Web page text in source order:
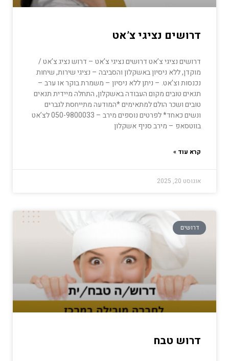
דרושים נציגי צ’אט
דרושים נציגי צ’אט דרושים נציגי צ’אט – דרוש נציג צ’אט /
מוקדן, ללא ניסיון באשקלון והסביבה – נציגי שירות, שיחות
נכנסות וצ’אט. – ניתן ללא ניסיון – משמרת בוקר או ערב –
תנאים טובים מקום העבודה באשקלון, התחלה מיידית תנאים
טובים ושכר הולם למתאימים *המודעה מתייחסת לגברים
ונשים כאחד* לפרטים נוספים מירב – 050-9800033 לצ’אט
בווטסאפ – מירב סניף אשקלון
קרא עוד »
אוגוסט 20, 2025
דרושים
דרוש טבח